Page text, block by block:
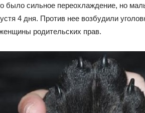
было сильное переохлаждение, но
4 дня. Против нее возбудили
родительских прав.